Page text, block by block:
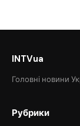
INTVua
Головні новини
Рубрики